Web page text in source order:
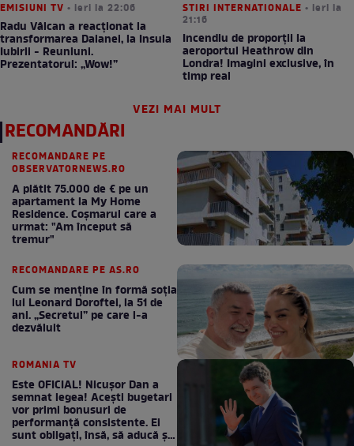
EMISIUNI TV • ieri la 22:06
Radu Vâlcan a reacționat la
transformarea Daianei, la Insula
Iubirii - Reuniuni.
Prezentatorul: „Wow!”
STIRI INTERNATIONALE • ieri la
21:16
Incendiu de proporții la
aeroportul Heathrow din
Londra! Imagini exclusive, în
timp real
VEZI MAI MULT
RECOMANDĂRI
RECOMANDARE PE
OBSERVATORNEWS.RO
A plătit 75.000 de € pe un
apartament la My Home
Residence. Coşmarul care a
urmat: "Am început să
tremur"
RECOMANDARE PE AS.RO
Cum se menţine în formă soţia
lui Leonard Doroftei, la 51 de
ani. „Secretul” pe care l-a
dezvăluit
ROMANIA TV
Este OFICIAL! Nicușor Dan a
semnat legea! Acești bugetari
vor primi bonusuri de
performanță consistente. Ei
sunt obligați, însă, să aducă și